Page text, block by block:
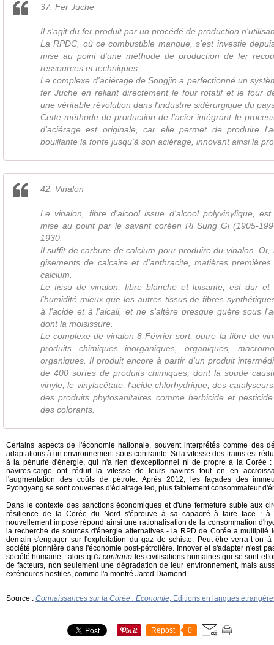
37. Fer Juche
Il s'agit du fer produit par un procédé de production
La RPDC, où ce combustible manque, s'est investie
mise au point d'une méthode de production de fer
ressources et techniques.
Le complexe d'aciérage de Songjin a perfectionné un
fer Juche en reliant directement le four rotatif et le four
une véritable révolution dans l'industrie sidérurgique du
Cette méthode de production de l'acier intégrant le
d'aciérage est originale, car elle permet de produire
bouillante la fonte jusqu'à son aciérage, innovant ainsi la
42. Vinalon
Le vinalon, fibre d'alcool issue d'alcool polyvinylique,
mise au point par le savant coréen Ri Sung Gi (1905-
1930.
Il suffit de carbure de calcium pour produire du vinalon. Or,
gisements de calcaire et d'anthracite, matières
calcium.
Le tissu de vinalon, fibre blanche et luisante, est dur et
l'humidité mieux que les autres tissus de fibres
à l'acide et à l'alcali, et ne s'altère presque guère sous
dont la moisissure.
Le complexe de vinalon 8-Février sort, outre la fibre de
produits chimiques inorganiques, organiques,
organiques. Il produit encore à partir d'un produit
de 400 sortes de produits chimiques, dont la soude
vinyle, le vinylacétate, l'acide chlorhydrique, des
des produits phytosanitaires comme herbicide et
des colorants.
Certains aspects de l'économie nationale, souvent interprétés comme des
adaptations à un environnement sous contrainte. Si la vitesse des trains est
à la pénurie d'énergie, qui n'a rien d'exceptionnel ni de propre à la Corée
navires-cargo ont réduit la vitesse de leurs navires tout en en
l'augmentation des coûts de pétrole. Après 2012, les façades des
Pyongyang se sont couvertes d'éclairage led, plus faiblement consommateur
Dans le contexte des sanctions économiques et d'une fermeture subie aux
résilience de la Corée du Nord s'éprouve à sa capacité à faire face : à
nouvellement imposé répond ainsi une rationalisation de la consommation
la recherche de sources d'énergie alternatives - la RPD de Corée a multiplié
demain s'engager sur l'exploitation du gaz de schiste. Peut-être verra-t-on
société pionnière dans l'économie post-pétrolière. Innover et s'adapter n'est
société humaine - alors qu'a contrario les civilisations humaines qui se sont
de facteurs, non seulement une dégradation de leur environnement, mais
extérieures hostiles, comme l'a montré Jared Diamond.
Source : Connaissances sur la Corée : Economie, Editions en langues
Repost 0